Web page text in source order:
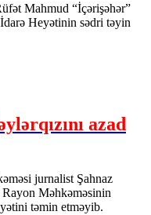
Mahmud “İçərişəhər”
Heyətinin sədri təyin
azad
jurnalist Şahnaz
Rayon Məhkəməsinin
təmin etməyib.